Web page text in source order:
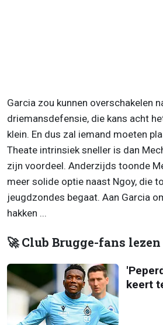
Garcia zou kunnen overschakelen
driemansdefensie, die kans acht
klein. En dus zal iemand moeten
Theate intrinsiek sneller is dan
zijn voordeel. Anderzijds toonde
meer solide optie naast Ngoy, die
jeugdzondes begaat. Aan Garcia
hakken ...
🚀 Club Brugge-fans
keert